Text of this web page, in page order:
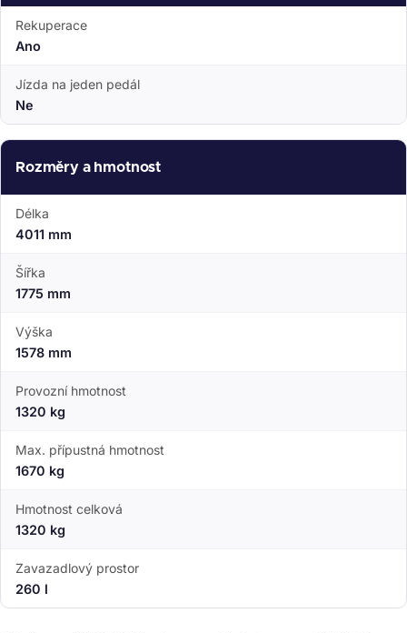
Rekuperace
Ano
Jízda na jeden pedál
Ne
Rozměry a hmotnost
Délka
4011 mm
Šířka
1775 mm
Výška
1578 mm
Provozní hmotnost
1320 kg
Max. přípustná hmotnost
1670 kg
Hmotnost celková
1320 kg
Zavazadlový prostor
260 l